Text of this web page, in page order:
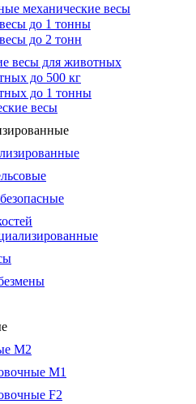
механические весы
до 1 тонны
до 2 тонн
весы для животных
до 500 кг
до 1 тонны
весы
М2
М1
F2